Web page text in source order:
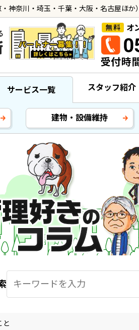
・神奈川・埼玉・千葉・大阪・名古屋ほか）
サービス一覧 スタッフ紹介
建物・設備維持
と